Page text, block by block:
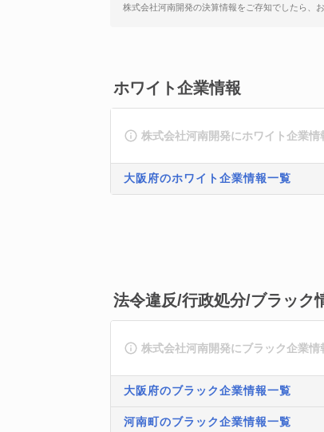
株式会社河南開発の決算情報をご存知でしたら、
ホワイト企業情報
株式会社河南開発にホワイト企業情
大阪府のホワイト企業情報一覧
法令違反/行政処分/ブラック
株式会社河南開発にブラック企業情
大阪府のブラック企業情報一覧
河南町のブラック企業情報一覧